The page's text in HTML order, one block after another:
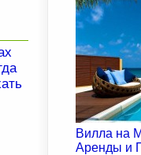
Вилла на
Аренды и